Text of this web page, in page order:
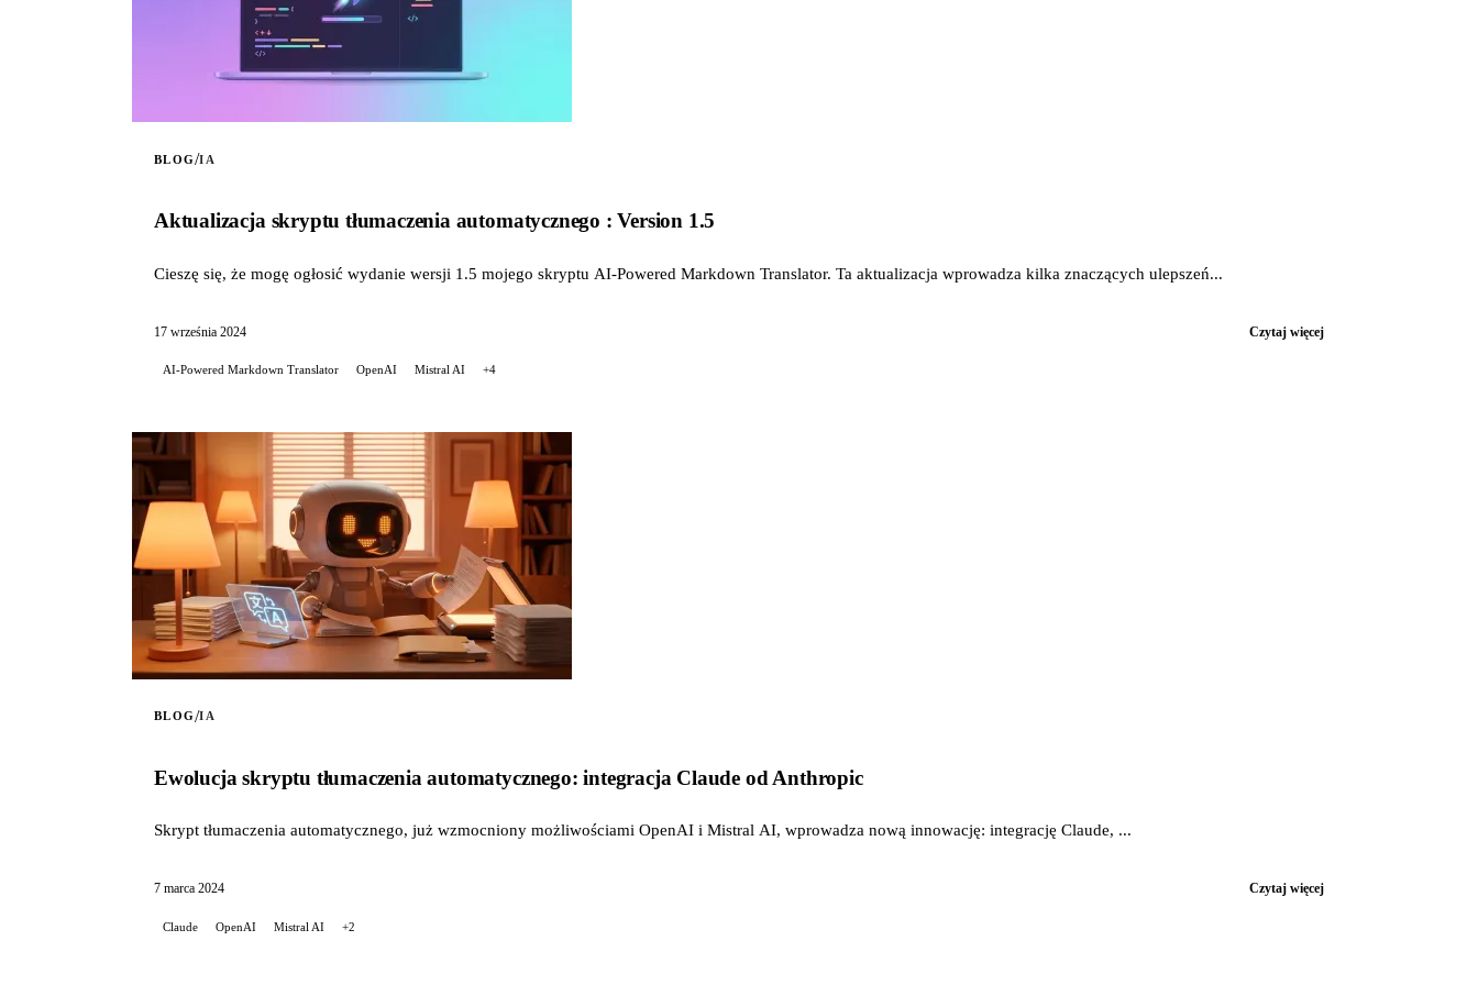
BLOG/IA
Aktualizacja skryptu tłumaczenia automatycznego : Version 1.5
Cieszę się, że mogę ogłosić wydanie wersji 1.5 mojego skryptu AI-Powered Markdown Translator. Ta aktualizacja wprowadza kilka znaczących ulepszeń...
17 września 2024 Czytaj więcej
AI-Powered Markdown Translator OpenAI Mistral AI +4
BLOG/IA
Ewolucja skryptu tłumaczenia automatycznego: integracja Claude od Anthropic
Skrypt tłumaczenia automatycznego, już wzmocniony możliwościami OpenAI i Mistral AI, wprowadza nową innowację: integrację Claude, ...
7 marca 2024 Czytaj więcej
Claude OpenAI Mistral AI +2